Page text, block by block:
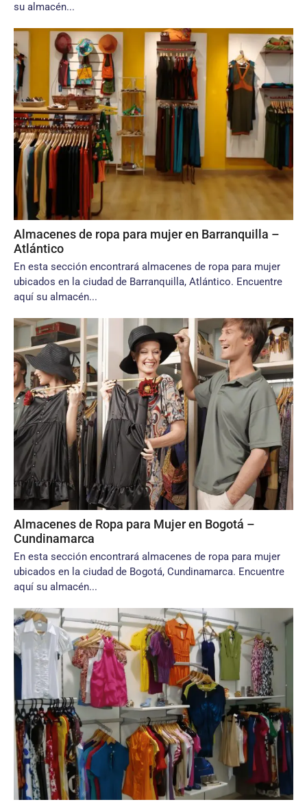
su almacén...
Almacenes de ropa para mujer en Barranquilla –
Atlántico
En esta sección encontrará almacenes de ropa para mujer
ubicados en la ciudad de Barranquilla, Atlántico. Encuentre
aquí su almacén...
Almacenes de Ropa para Mujer en Bogotá –
Cundinamarca
En esta sección encontrará almacenes de ropa para mujer
ubicados en la ciudad de Bogotá, Cundinamarca. Encuentre
aquí su almacén...